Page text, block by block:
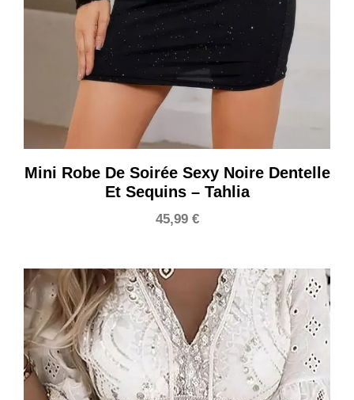
Mini Robe De Soirée Sexy Noire Dentelle
Et Sequins – Tahlia
45,99 €